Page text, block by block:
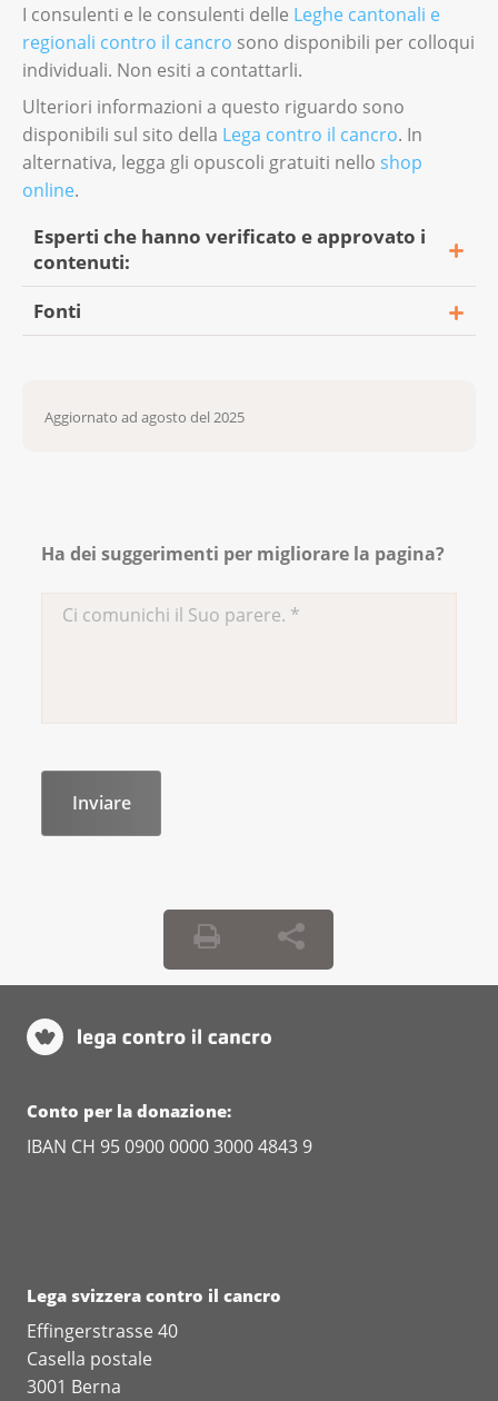
I consulenti e le consulenti delle Leghe cantonali e
regionali contro il cancro sono disponibili per colloqui
individuali. Non esiti a contattarli.
Ulteriori informazioni a questo riguardo sono
disponibili sul sito della Lega contro il cancro. In
alternativa, legga gli opuscoli gratuiti nello shop
online.
Esperti che hanno verificato e approvato i
contenuti:
Dr. med. vet. Julia Schwarz, specializzata in
Fonti
https://www.cancer.org/cancer/types/vulvar-
https://www.krebsgesellschaft.de/onko-
krebs/krebsarten/andere-
https://www.msdmanuals.com/fr/accueil/
gyn%C3%A9cologiques/cancer-du-
vagin#Traitement_v806577_fr
Aggiornato ad agosto del 2025
Ha dei suggerimenti per migliorare la pagina?
Conto per la donazione:
IBAN CH 95 0900 0000 3000 4843 9
Lega svizzera contro il cancro
Effingerstrasse 40
Casella postale
3001 Berna